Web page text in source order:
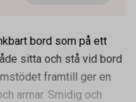
bord som på ett
sitta och stå vid bord
framtill ger en
armar. Smidig och